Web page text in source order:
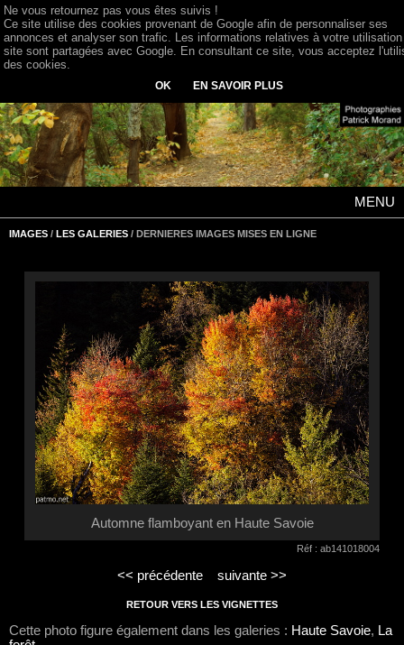
MENU
IMAGES / LES GALERIES / DERNIERES IMAGES MISES EN LIGNE
Automne flamboyant en Haute Savoie
Réf : ab141018004
<< précédente suivante >>
RETOUR VERS LES VIGNETTES
Cette photo figure également dans les galeries : Haute Savoie, La
Ne vous retournez pas vous êtes suivis !
Ce site utilise des cookies provenant de Google afin de personnaliser ses
annonces et analyser son trafic. Les informations relatives à votre
site sont partagées avec Google. En consultant ce site, vous acceptez
des cookies.
OK EN SAVOIR PLUS